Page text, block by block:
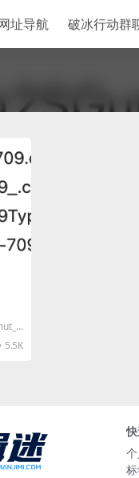
址导航 破冰行动群
5.5K